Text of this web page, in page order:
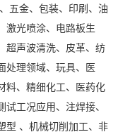
五金、包装、印刷、油
激光喷涂、电路板生
超声波清洗、皮革、纺
处理领域、玩具、医
料、精细化工、医药化
工况应用、注焊接、
型 、机械切削加工、非